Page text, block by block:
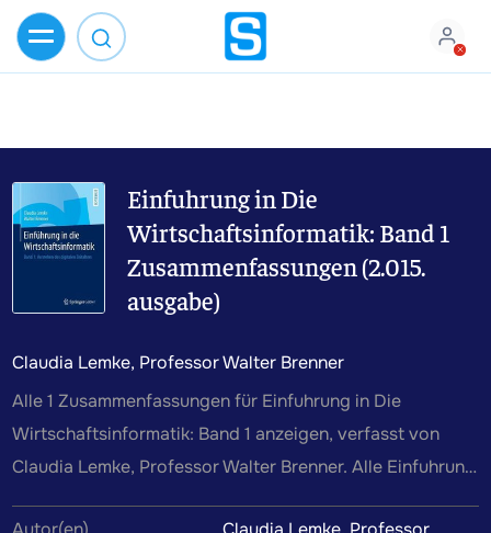
Einfuhrung in Die
Wirtschaftsinformatik: Band 1
Zusammenfassungen (2.015.
ausgabe)
Claudia Lemke, Professor Walter Brenner
Alle 1 Zusammenfassungen für Einfuhrung in Die
Wirtschaftsinformatik: Band 1 anzeigen, verfasst von
Claudia Lemke, Professor Walter Brenner. Alle Einfuhrung